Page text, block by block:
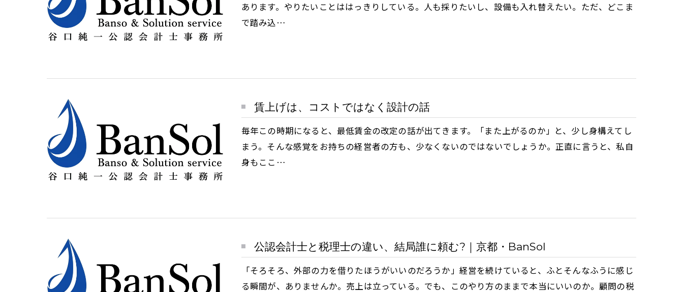
あります。やりたいことははっきりしている。人も採りたいし、設備も入れ替えたい。ただ、どこま
で踏み込…
賃上げは、コストではなく設計の話
毎年この時期になると、最低賃金の改定の話が出てきます。「また上がるのか」と、少し身構えてし
まう。そんな感覚をお持ちの経営者の方も、少なくないのではないでしょうか。正直に言うと、私自
身もここ…
公認会計士と税理士の違い、結局誰に頼む?｜京都・BanSol
「そろそろ、外部の力を借りたほうがいいのだろうか」経営を続けていると、ふとそんなふうに感じ
る瞬間が、ありませんか。売上は立っている。でも、このやり方のままで本当にいいのか。顧問の税